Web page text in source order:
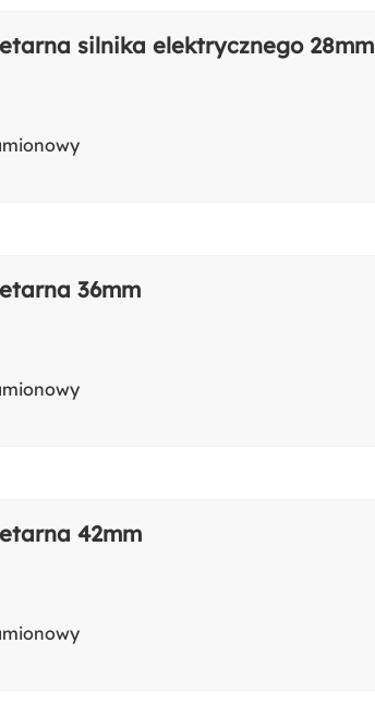
silnika elektrycznego 28mm
36mm
42mm